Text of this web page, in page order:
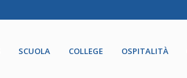
SCUOLA COLLEGE OSPITALITÀ